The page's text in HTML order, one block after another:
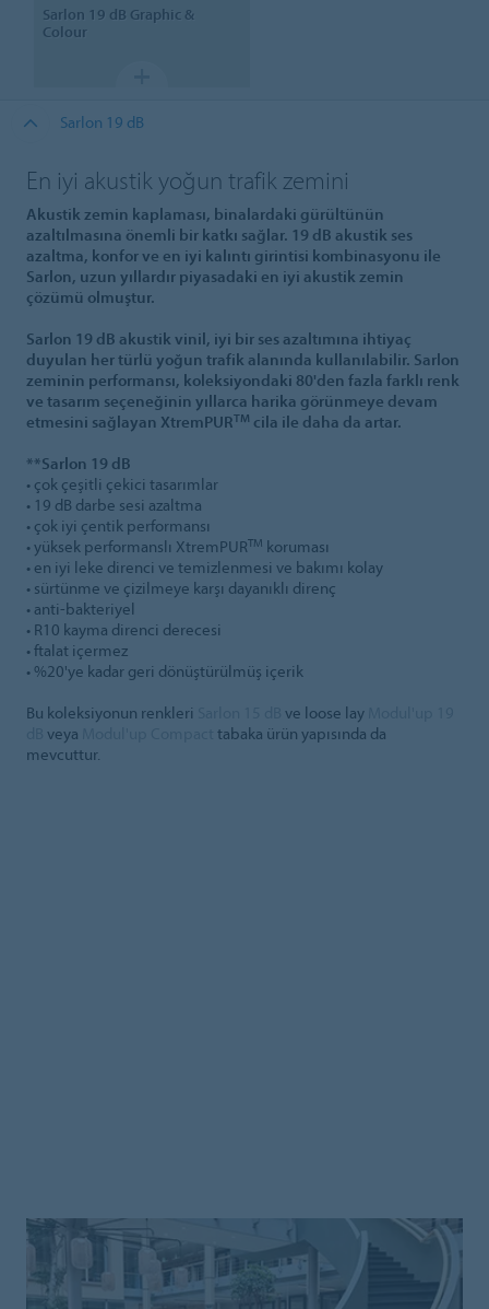
Sarlon 19 dB Graphic &
Colour
Sarlon 19 dB
En iyi akustik yoğun trafik zemini
Akustik zemin kaplaması, binalardaki gürültünün
azaltılmasına önemli bir katkı sağlar. 19 dB akustik ses
azaltma, konfor ve en iyi kalıntı girintisi kombinasyonu ile
Sarlon, uzun yıllardır piyasadaki en iyi akustik zemin
çözümü olmuştur.
Sarlon 19 dB akustik vinil, iyi bir ses azaltımına ihtiyaç
duyulan her türlü yoğun trafik alanında kullanılabilir. Sarlon
zeminin performansı, koleksiyondaki 80'den fazla farklı renk
ve tasarım seçeneğinin yıllarca harika görünmeye devam
etmesini sağlayan XtremPURTM cila ile daha da artar.
**Sarlon 19 dB
• çok çeşitli çekici tasarımlar
• 19 dB darbe sesi azaltma
• çok iyi çentik performansı
• yüksek performanslı XtremPURTM koruması
• en iyi leke direnci ve temizlenmesi ve bakımı kolay
• sürtünme ve çizilmeye karşı dayanıklı direnç
• anti-bakteriyel
• R10 kayma direnci derecesi
• ftalat içermez
• %20'ye kadar geri dönüştürülmüş içerik
Bu koleksiyonun renkleri
ve loose lay
veya
tabaka ürün yapısında da
mevcuttur.